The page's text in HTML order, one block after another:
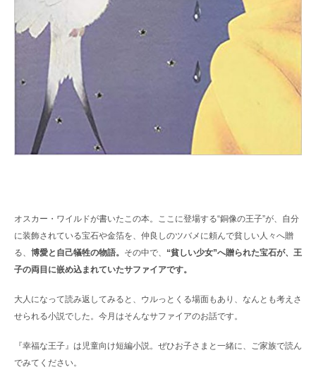
オスカー・ワイルドが書いたこの本。ここに登場する“銅像の王子”が、自分
に装飾されている宝石や金箔を、仲良しのツバメに頼んで貧しい人々へ贈
る、 博愛と自己犠牲の物語。 その中で、 “貧しい少女”へ贈られた宝石が、王
子の両目に嵌め込まれていたサファイアです。
大人になって読み返してみると、ウルっとくる場面もあり、なんとも考えさ
せられる小説でした。今月はそんなサファイアのお話です。
『幸福な王子』は児童向け短編小説。ぜひお子さまと一緒に、ご家族で読ん
でみてください。